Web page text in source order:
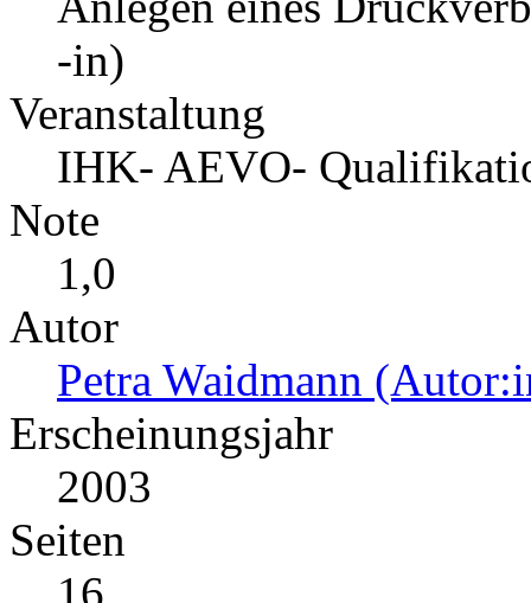
-in)
Veranstaltung
IHK- AEVO-
Note
1,0
Autor
Petra Waidmann
Erscheinungsjahr
2003
Seiten
16